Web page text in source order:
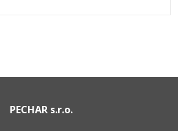
PECHAR s.r.o.